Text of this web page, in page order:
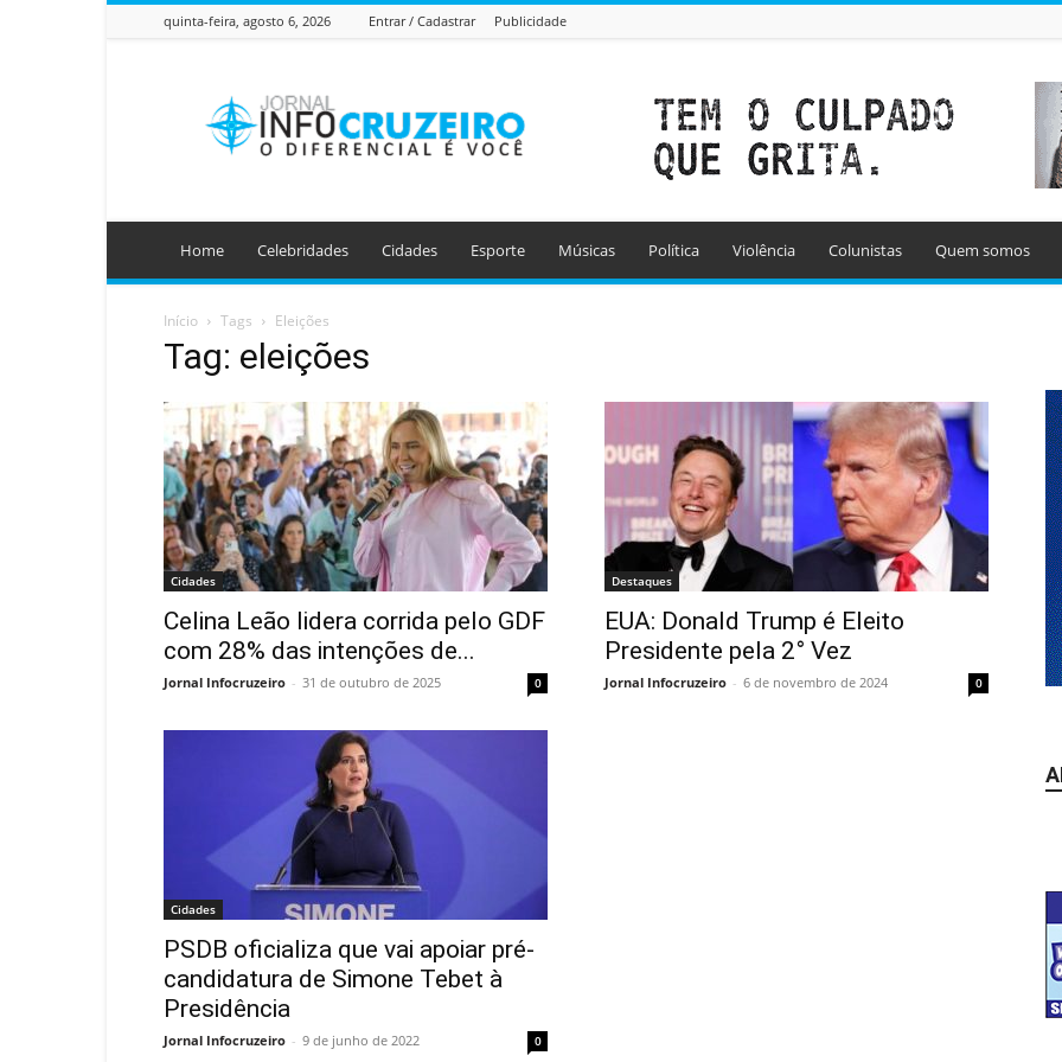
quinta-feira, agosto 6, 2026 Entrar / Cadastrar Publicidade
Info
Cruzeiro
Home Celebridades Cidades Esporte Músicas Política Violência Colunistas Quem somos
Início Tags Eleições
Tag: eleições
Cidades
Celina Leão lidera corrida pelo GDF
com 28% das intenções de...
Jornal Infocruzeiro - 31 de outubro de 2025 0
Destaques
EUA: Donald Trump é Eleito
Presidente pela 2° Vez
Jornal Infocruzeiro - 6 de novembro de 2024 0
Cidades
PSDB oficializa que vai apoiar pré-
candidatura de Simone Tebet à
Presidência
Jornal Infocruzeiro - 9 de junho de 2022 0